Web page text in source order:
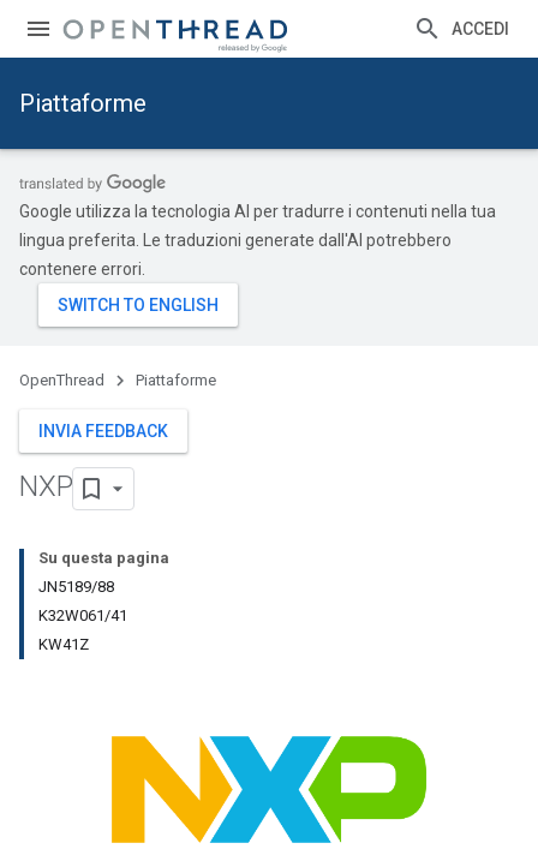
ACCEDI
Piattaforme
Google utilizza la tecnologia AI per tradurre i contenuti nella tua
lingua preferita. Le traduzioni generate dall'AI potrebbero
contenere errori.
OpenThread Piattaforme
INVIA FEEDBACK
NXP
Su questa pagina
JN5189/88
K32W061/41
KW41Z